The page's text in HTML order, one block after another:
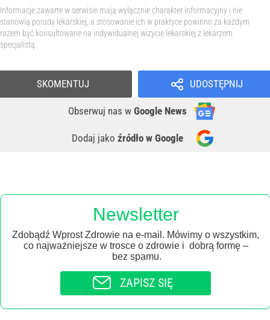
Informacje zawarte w serwisie mają wyłącznie charakter informacyjny i nie
stanowią porady lekarskiej, a stosowanie ich w praktyce powinno za każdym
razem być konsultowane na indywidualnej wizycie lekarskiej z lekarzem
specjalistą.
UDOSTĘPNIJ
Obserwuj nas w Google News
Dodaj jako źródło w Google
SKOMENTUJ
Newsletter
Zdobądź Wprost Zdrowie na e-mail. Mówimy o wszystkim,
co najważniejsze w trosce o zdrowie i dobrą formę –
bez spamu.
ZAPISZ SIĘ